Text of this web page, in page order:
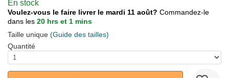
En stock
Voulez-vous le faire livrer le mardi 11 août? Commandez-le
dans les 20 hrs et 1 mins
Taille unique (Guide des tailles)
Quantité